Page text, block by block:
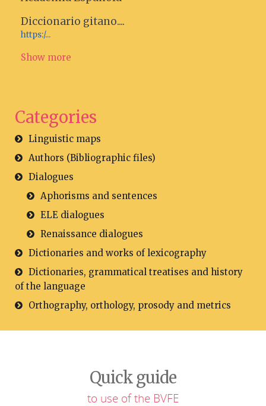
Diccionario gitano....
https:/...
Show more
Categories
Linguistic maps
Authors (Bibliographic files)
Dialogues
Aphorisms and sentences
ELE dialogues
Renaissance dialogues
Dictionaries and works of lexicography
Dictionaries, grammatical treatises and history
of the language
Orthography, orthology, prosody and metrics
Quick guide
to use of the BVFE